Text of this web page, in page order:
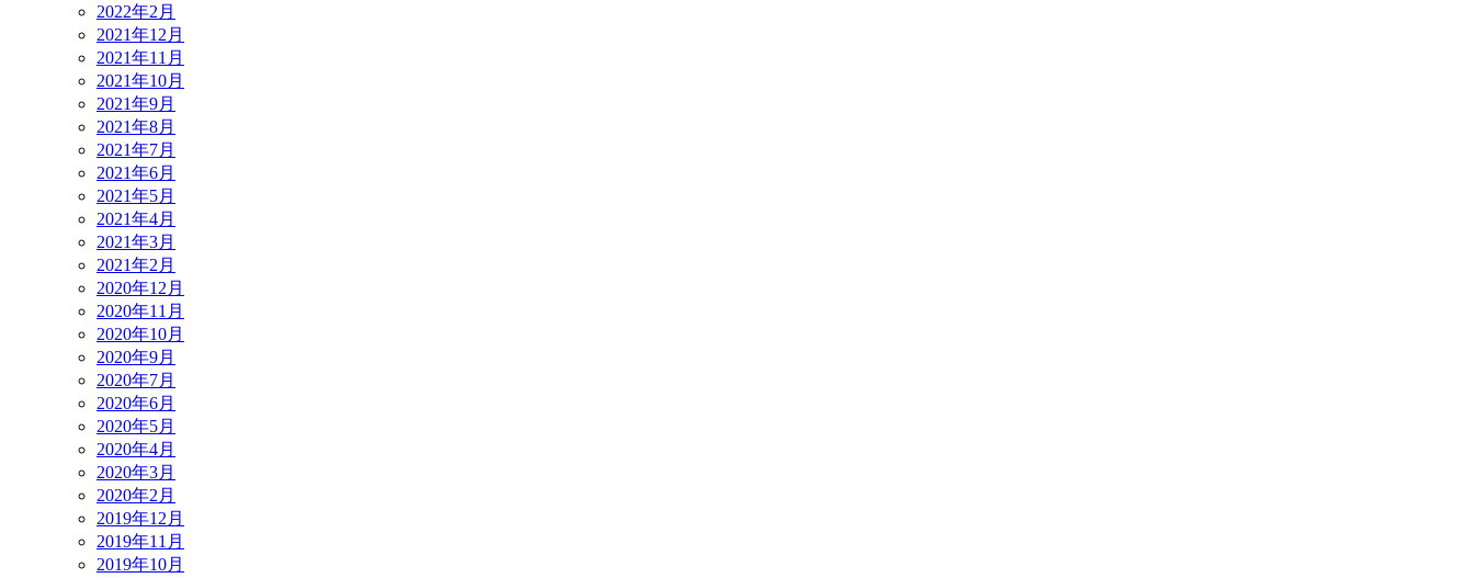
2022年2月
2021年12月
2021年11月
2021年10月
2021年9月
2021年8月
2021年7月
2021年6月
2021年5月
2021年4月
2021年3月
2021年2月
2020年12月
2020年11月
2020年10月
2020年9月
2020年7月
2020年6月
2020年5月
2020年4月
2020年3月
2020年2月
2019年12月
2019年11月
2019年10月